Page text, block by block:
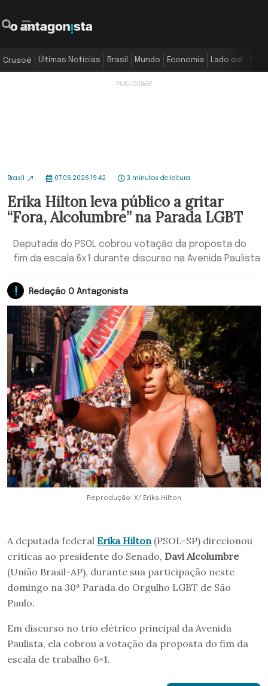
Crusoé Últimas Notícias Brasil Mundo Economia Lado oa!
Brasil 07.06.2026 19:42 3 minutos de leitura
Erika Hilton leva público a gritar
“Fora, Alcolumbre” na Parada LGBT
Deputada do PSOL cobrou votação da proposta do
fim da escala 6x1 durante discurso na Avenida Paulista
Redação O Antagonista
Reprodução: X/ Erika Hilton
A deputada federal Erika Hilton (PSOL-SP) direcionou
críticas ao presidente do Senado, Davi Alcolumbre
(União Brasil-AP), durante sua participação neste
domingo na 30ª Parada do Orgulho LGBT de São
Paulo.
Em discurso no trio elétrico principal da Avenida
Paulista, ela cobrou a votação da proposta do fim da
escala de trabalho 6×1.